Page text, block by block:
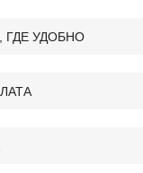
ГДЕ УДОБНО